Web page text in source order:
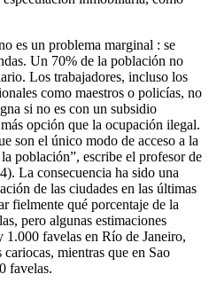
es un problema marginal : se
Un 70% de la población no
Los trabajadores, incluso los
como maestros o policías, no
si no es con un subsidio
opción que la ocupación ilegal.
son el único modo de acceso a la
población”, escribe el profesor de
La consecuencia ha sido una
de las ciudades en las últimas
fielmente qué porcentaje de la
pero algunas estimaciones
1.000 favelas en Río de Janeiro,
mientras que en Sao
favelas.